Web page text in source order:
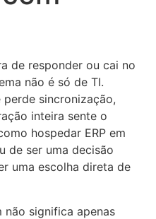
de responder ou cai no
não é só de TI.
sincronização,
inteira sente o
hospedar ERP em
de ser uma decisão
uma escolha direta de
não significa apenas